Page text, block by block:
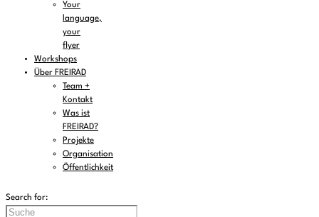
Your
language,
your
flyer
Workshops
Über FREIRAD
Team +
Kontakt
Was ist
FREIRAD?
Projekte
Organisation
Öffentlichkeit
Search for: